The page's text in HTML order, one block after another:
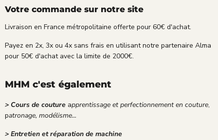
Votre commande sur notre site
Livraison en France métropolitaine offerte pour 60€ d'achat.
Payez en 2x, 3x ou 4x sans frais en utilisant notre partenaire Alma
pour 50€ d'achat avec la limite de 2000€.
MHM c'est également
> Cours de couture apprentissage et perfectionnement en couture,
patronage, modélisme...
> Entretien et réparation de machine